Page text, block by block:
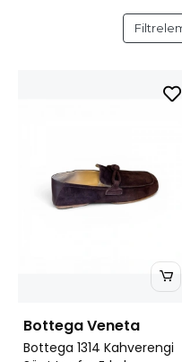
Bottega Veneta
Bottega 1314 Kahverengi